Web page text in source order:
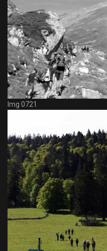
Img 0721